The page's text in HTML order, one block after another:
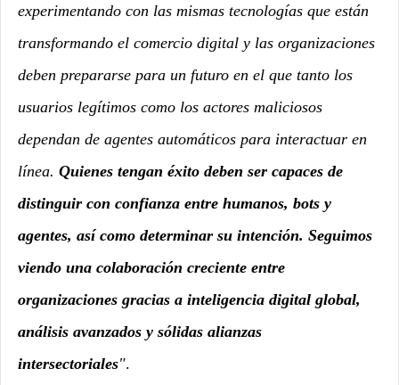
experimentando con las mismas tecnologías que están
transformando el comercio digital y las organizaciones
deben prepararse para un futuro en el que tanto los
usuarios legítimos como los actores maliciosos
dependan de agentes automáticos para interactuar en
línea. Quienes tengan éxito deben ser capaces de
distinguir con confianza entre humanos, bots y
agentes, así como determinar su intención. Seguimos
viendo una colaboración creciente entre
organizaciones gracias a inteligencia digital global,
análisis avanzados y sólidas alianzas
intersectoriales".